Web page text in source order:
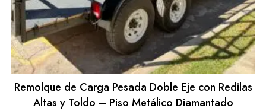
Remolque de Carga Pesada Doble Eje con Redilas
Altas y Toldo – Piso Metálico Diamantado